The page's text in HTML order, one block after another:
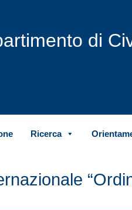
di
Ricerca